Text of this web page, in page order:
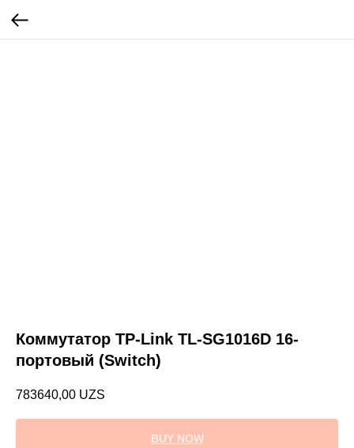
Коммутатор TP-Link TL-SG1016D 16-
портовый (Switch)
783640,00 UZS
BUY NOW